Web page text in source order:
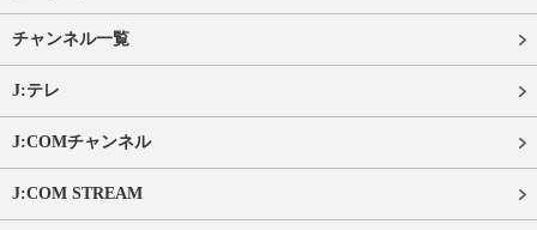
チャンネル一覧
J:テレ
J:COMチャンネル
J:COM STREAM